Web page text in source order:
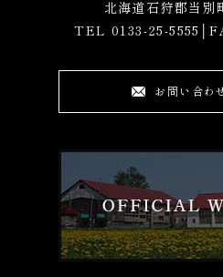
北海道石狩郡当別
TEL 0133-25-5555
お問い合わ